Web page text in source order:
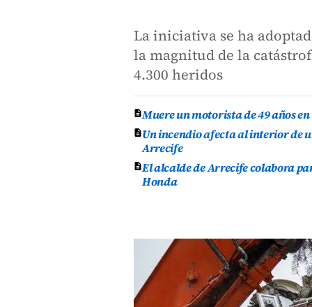
La iniciativa se ha
la magnitud de la
4.300 heridos
Muere un motorista de 49 años
Un incendio afecta al interior de
Arrecife
El alcalde de Arrecife colabora
Honda